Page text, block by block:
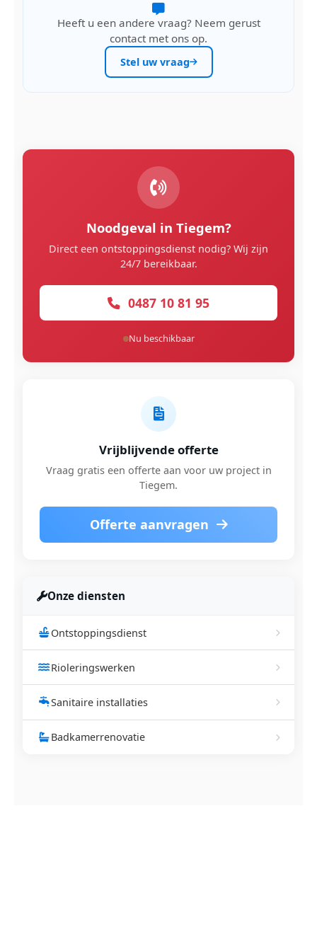
Heeft u een andere vraag? Neem gerust
contact met ons op.
Stel uw vraag
Noodgeval in Tiegem?
Direct een ontstoppingsdienst nodig? Wij zijn
24/7 bereikbaar.
0487 10 81 95
Nu beschikbaar
Vrijblijvende offerte
Vraag gratis een offerte aan voor uw project in
Tiegem.
Offerte aanvragen
Onze diensten
Ontstoppingsdienst
Rioleringswerken
Sanitaire installaties
Badkamerrenovatie